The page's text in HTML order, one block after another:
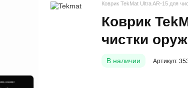
Коврик TekMat Ultra AR-15 для
Коврик
чистки
В наличии Артикул: